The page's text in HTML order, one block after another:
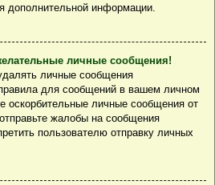
дополнительной информации.
личные сообщения!
личные сообщения
для сообщений в вашем личном
оскорбительные личные сообщения от
жалобы на сообщения
пользователю отправку личных